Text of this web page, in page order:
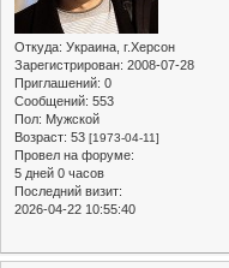
Откуда: Украина, г.Херсон
Зарегистрирован: 2008-07-28
Приглашений: 0
Сообщений: 553
Пол: Мужской
Возраст: 53 [1973-04-11]
Провел на форуме:
5 дней 0 часов
Последний визит:
2026-04-22 10:55:40